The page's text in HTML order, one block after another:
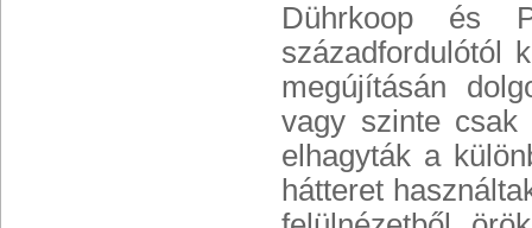
Dührkoop és
századfordulótól
megújításán
vagy szinte csak
elhagyták a
hátteret